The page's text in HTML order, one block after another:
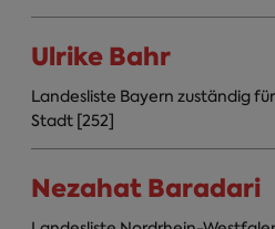
Ulrike Bahr
Landesliste Bayern zuständig
Stadt [252]
Nezahat Baradari